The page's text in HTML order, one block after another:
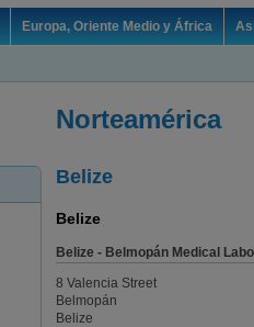
Europa, Oriente Medio y África
Norteamérica
Belize
Belize
Belize - Belmopán Medical
8 Valencia Street
Belmopán
Belize